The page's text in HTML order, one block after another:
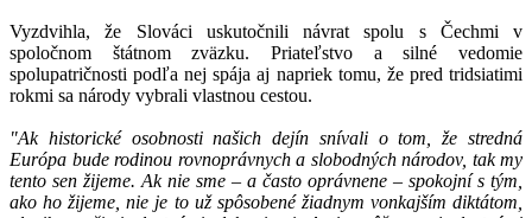
Vyzdvihla, že Slováci uskutočnili návrat spolu s Čechmi v
spoločnom štátnom zväzku. Priateľstvo a silné vedomie
spolupatričnosti podľa nej spája aj napriek tomu, že pred tridsiatimi
rokmi sa národy vybrali vlastnou cestou.
"Ak historické osobnosti našich dejín snívali o tom, že stredná
Európa bude rodinou rovnoprávnych a slobodných národov, tak my
tento sen žijeme. Ak nie sme – a často oprávnene – spokojní s tým,
ako ho žijeme, nie je to už spôsobené žiadnym vonkajším diktátom,